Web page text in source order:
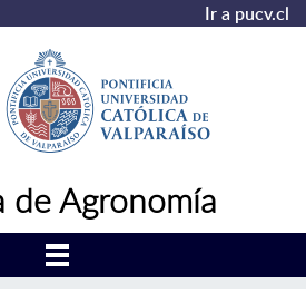
Ir a pucv.cl
de Agronomía